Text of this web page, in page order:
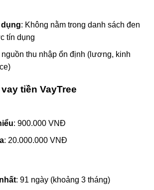
: Không nằm trong danh sách đen
tín dụng
nguồn thu nhập ổn định (lương, kinh
tiền VayTree
: 900.000 VNĐ
: 20.000.000 VNĐ
: 91 ngày (khoảng 3 tháng)